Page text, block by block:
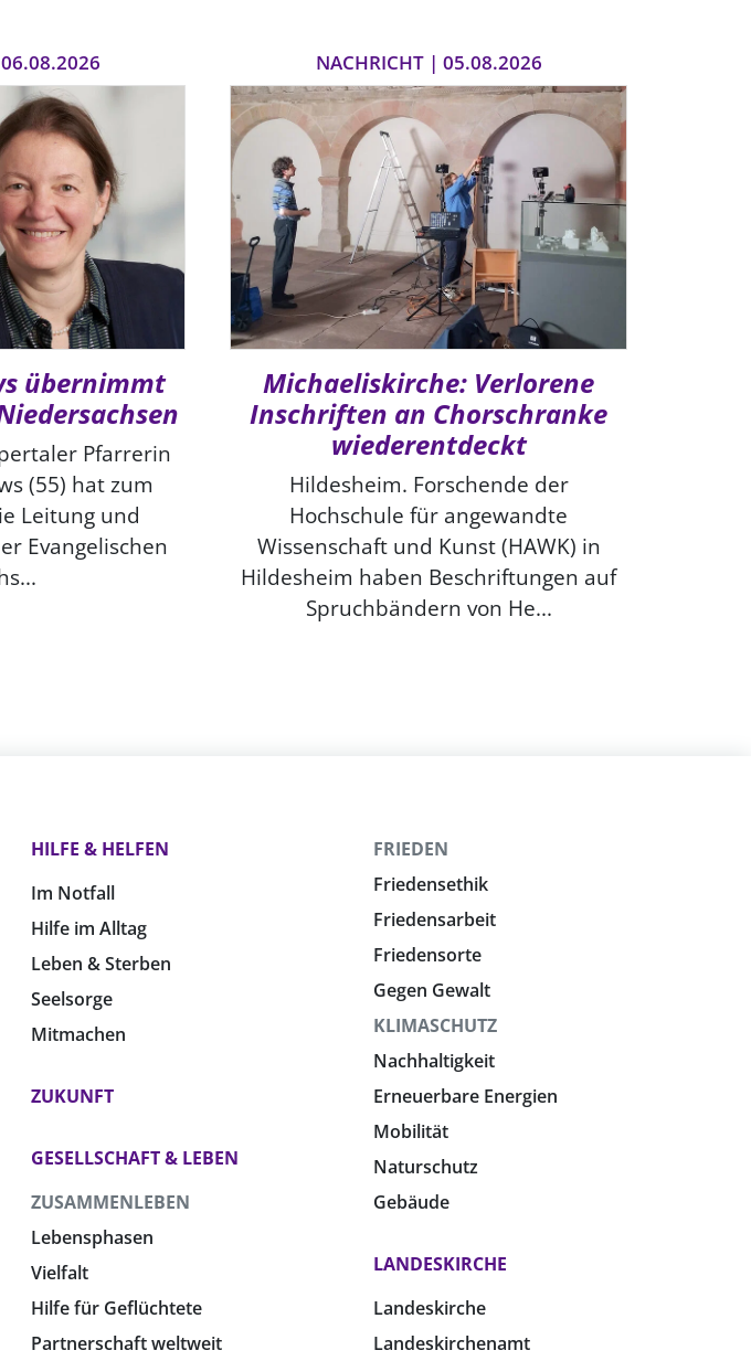
übernimmt
Pfarrerin
(55) hat zum
Leitung und
Evangelischen
NACHRICHT | 05.08.2026
Michaeliskirche: Verlorene
Inschriften an Chorschranke
wiederentdeckt
Hildesheim. Forschende der
Hochschule für angewandte
Wissenschaft und Kunst (HAWK) in
Hildesheim haben Beschriftungen auf
Spruchbändern von He...
HILFE & HELFEN
Im Notfall
Hilfe im Alltag
Leben & Sterben
Seelsorge
Mitmachen
ZUKUNFT
GESELLSCHAFT & LEBEN
ZUSAMMENLEBEN
Lebensphasen
Vielfalt
Hilfe für Geflüchtete
Partnerschaft weltweit
FRIEDEN
Friedensethik
Friedensarbeit
Friedensorte
Gegen Gewalt
KLIMASCHUTZ
Nachhaltigkeit
Erneuerbare Energien
Mobilität
Naturschutz
Gebäude
LANDESKIRCHE
Landeskirche
Landeskirchenamt